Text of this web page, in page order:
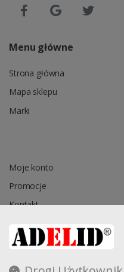
Menu główne
Strona główna
Mapa sklepu
Marki
Moje konto
Promocje
Kontakt